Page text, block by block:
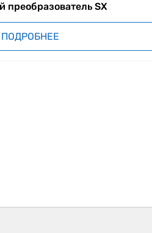
преобразователь SX
ПОДРОБНЕЕ